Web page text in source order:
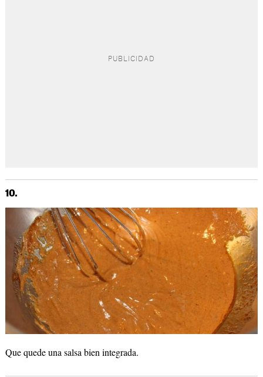
10.
Que quede una salsa bien integrada.